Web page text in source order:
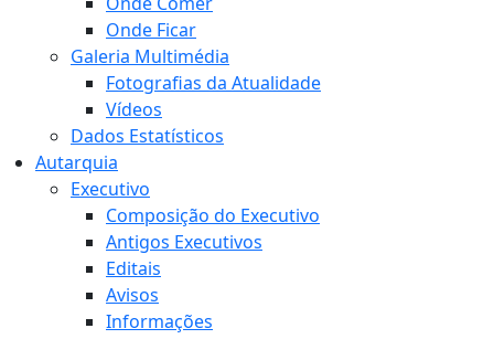
Onde Ficar
Galeria Multimédia
Fotografias da Atualidade
Vídeos
Dados Estatísticos
Autarquia
Executivo
Composição do Executivo
Antigos Executivos
Editais
Avisos
Informações